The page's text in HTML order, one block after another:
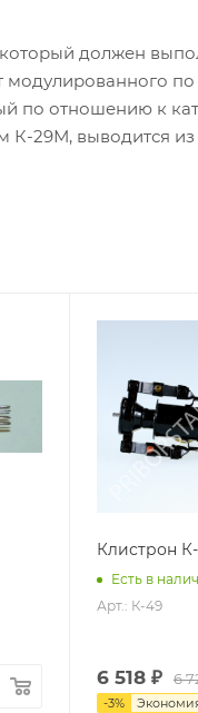
должен
по отношению к
29М, выводится
Клистрон
Есть в
Арт.: К-49
6 518 ₽ 6
-3%